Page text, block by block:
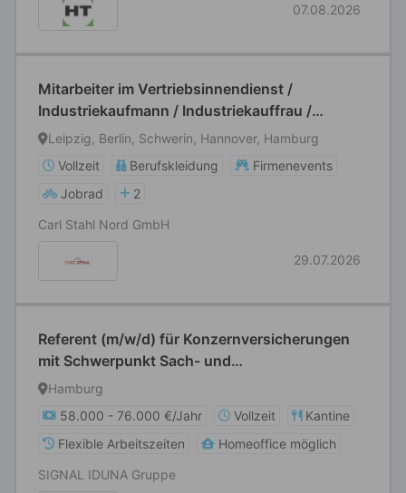
07.08.2026
Mitarbeiter im Vertriebsinnendienst /
Industriekaufmann / Industriekauffrau /
Sachbearbeiter (m/w/d)
Leipzig, Berlin, Schwerin, Hannover, Hamburg
Vollzeit
Berufskleidung
Firmenevents
Jobrad
2
Carl Stahl Nord GmbH
29.07.2026
Referent (m/w/d) für Konzernversicherungen
mit Schwerpunkt Sach- und
Haftpflichtversicherung
Hamburg
58.000 - 76.000 €/Jahr
Vollzeit
Kantine
Flexible Arbeitszeiten
Homeoffice möglich
SIGNAL IDUNA Gruppe